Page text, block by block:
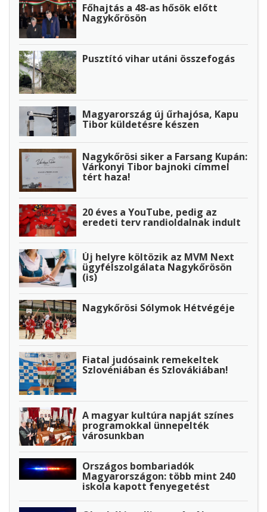
Főhajtás a 48-as hősök előtt
Nagykőrösön
Pusztító vihar utáni összefogás
Magyarország új űrhajósa, Kapu
Tibor küldetésre készen
Nagykőrösi siker a Farsang Kupán:
Várkonyi Tibor bajnoki címmel
tért haza!
20 éves a YouTube, pedig az
eredeti terv randioldalnak indult
Új helyre költözik az MVM Next
ügyfélszolgálata Nagykőrösön
(is)
Nagykőrösi Sólymok Hétvégéje
Fiatal judósaink remekeltek
Szlovéniában és Szlovákiában!
A magyar kultúra napját színes
programokkal ünnepelték
városunkban
Országos bombariadók
Magyarországon: több mint 240
iskola kapott fenyegetést